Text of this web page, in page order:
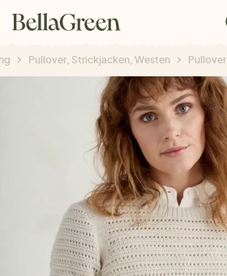
Pullover, Strickjacken, Westen Pullover